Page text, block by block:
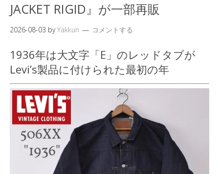
JACKET RIGID』が一部再販
2026-08-03 byYakkun コメントする
1936年は大文字「E」のレッドタブが
Levi’s製品に付けられた最初の年